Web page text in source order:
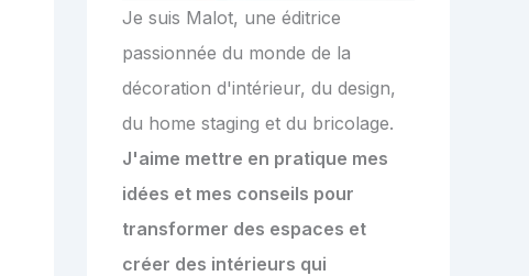
Je suis Malot, une éditrice
passionnée du monde de la
décoration d'intérieur, du design,
du home staging et du bricolage.
J'aime mettre en pratique mes
idées et mes conseils pour
transformer des espaces et
créer des intérieurs qui